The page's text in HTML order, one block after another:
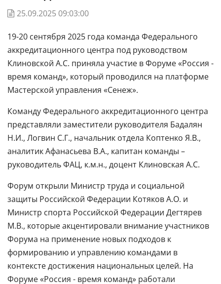
25.09.2025 09:03:00
19-20 сентября 2025 года команда Федерального
аккредитационного центра под руководством
Клиновской А.С. приняла участие в Форуме «Россия -
время команд», который проводился на платформе
Мастерской управления «Сенеж».
Команду Федерального аккредитационного центра
представляли заместители руководителя Бадалян
Н.И., Логвин С.Г., начальник отдела Коптенко Я.В.,
аналитик Афанасьева В.А., капитан команды –
руководитель ФАЦ, к.м.н., доцент Клиновская А.С.
Форум открыли Министр труда и социальной
защиты Российской Федерации Котяков А.О. и
Министр спорта Российской Федерации Дегтярев
М.В., которые акцентировали внимание участников
Форума на применение новых подходов к
формированию и управлению командами в
контексте достижения национальных целей. На
Форуме «Россия - время команд» работали